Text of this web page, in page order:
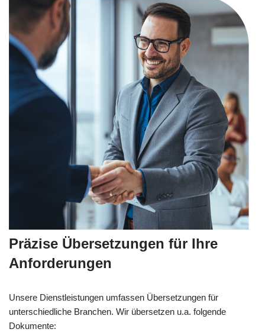
Präzise Übersetzungen für Ihre
Anforderungen
Unsere Dienstleistungen umfassen Übersetzungen für
unterschiedliche Branchen. Wir übersetzen u.a. folgende
Dokumente: